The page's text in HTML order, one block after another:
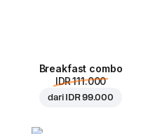
Breakfast combo
IDR 111.000
dari IDR 99.000